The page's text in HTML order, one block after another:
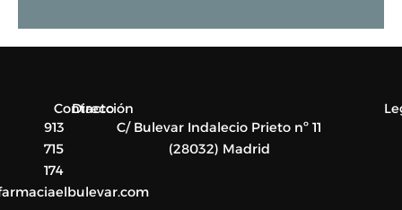
s
a
R
G
Contacto
913
715
174
Dirección
C/ Bulevar Indalecio Prieto nº 11
(28032) Madrid